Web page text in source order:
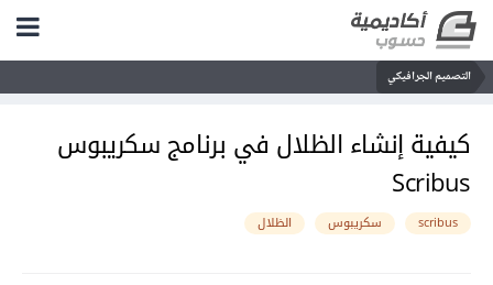
التصميم الجرافيكي
كيفية إنشاء الظلال في برنامج سكريبوس
Scribus
scribus سكريبوس الظلال